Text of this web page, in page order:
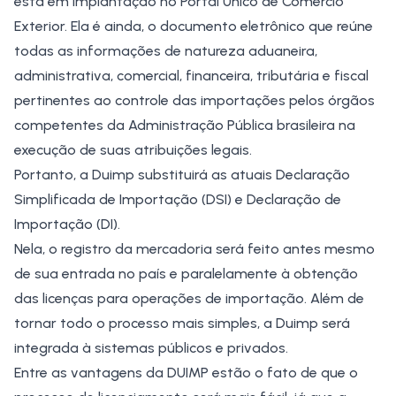
Exterior. Ela é ainda, o documento eletrônico que reúne
todas as informações de natureza aduaneira,
administrativa, comercial, financeira, tributária e fiscal
pertinentes ao controle das importações pelos órgãos
competentes da Administração Pública brasileira na
execução de suas atribuições legais.
Portanto, a Duimp substituirá as atuais Declaração
Simplificada de Importação (DSI) e Declaração de
Importação (DI).
Nela, o registro da mercadoria será feito antes mesmo
de sua entrada no país e paralelamente à obtenção
das licenças para operações de importação. Além de
tornar todo o processo mais simples, a Duimp será
integrada à sistemas públicos e privados.
Entre as vantagens da DUIMP estão o fato de que o